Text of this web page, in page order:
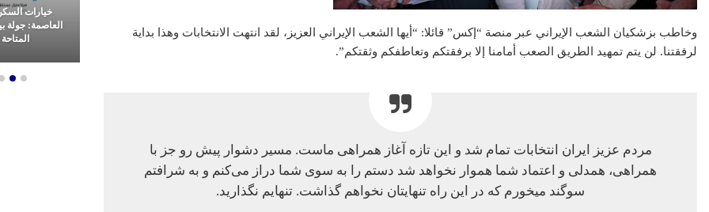
وخاطب بزشكيان الشعب الإيراني عبر منصة “إكس” قائلا: “أيها الشعب الإيراني العزیز، لقد انتهت الانتخابات وهذا بداية
لرفقتنا. لن يتم تمهيد الطريق الصعب أمامنا إلا برفقتكم وتعاطفكم وثقتكم”.
مردم عزیز ایران انتخابات تمام شد و این تازه آغاز همراهی ماست. مسیر دشوار پیش رو جز با
همراهی، همدلی و اعتماد شما هموار نخواهد شد دستم را به سوی شما دراز می‌کنم و به شرافتم
سوگند میخورم که در این راه تنهایتان نخواهم گذاشت. تنهایم نگذارید.
تطبيق سكن العقاري: ثورة
رقمية في عالم العقارات
العقاري.. ريادة وتميز في غرب
القاهرة
خيارات
العاصمة: جولة
المتاحة